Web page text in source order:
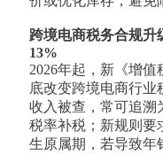
跨境电商税务合规升
13%
2026年起，新《增
底改变跨境电商行业
收入被查，常可追溯
税率补税；新规则要
生原属期，若导致年